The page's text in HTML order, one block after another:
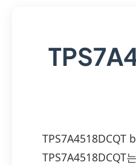
TPS7A4518DCQT